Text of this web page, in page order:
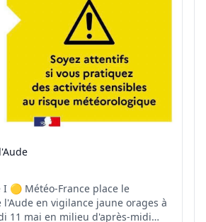
I 🟡 Météo-France place le
en vigilance jaune orages à
11 mai en milieu d'après-midi